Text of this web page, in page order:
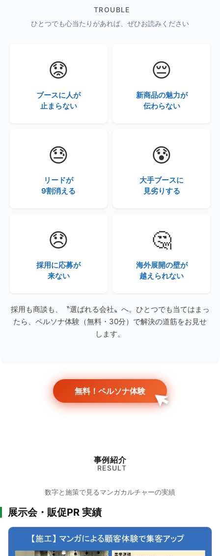
TROUBLE
ひとつでも心当たりがあれば、ぜひお読みください
😟
ブースに人が
止まらない
😔
新商品の魅力が
伝わらない
😓
リードが
9割消える
😰
大手ブースに
見劣りする
😞
採用に応募が
来ない
🤔
海外展開の壁が
越えられない
採用も商談も、〝選ばれる会社〟へ。ひとつでも当てはまっ
たら、ペルソナ体験（無料・30分）で解決の道筋をお見せ
します。
無料！ペルソナ体験
事例紹介
RESULT
数字と施策で見るマンガカルチャーの実績
展示会・販促PR 実績